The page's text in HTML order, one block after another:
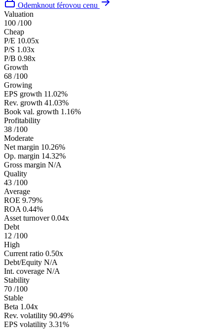
Odemknout férovou cenu
Valuation
100 /100
Cheap
P/E 10.05x
P/S 1.03x
P/B 0.98x
Growth
68 /100
Growing
EPS growth 11.02%
Rev. growth 41.03%
Book val. growth 1.16%
Profitability
38 /100
Moderate
Net margin 10.26%
Op. margin 14.32%
Gross margin N/A
Quality
43 /100
Average
ROE 9.79%
ROA 0.44%
Asset turnover 0.04x
Debt
12 /100
High
Current ratio 0.50x
Debt/Equity N/A
Int. coverage N/A
Stability
70 /100
Stable
Beta 1.04x
Rev. volatility 90.49%
EPS volatility 3.31%